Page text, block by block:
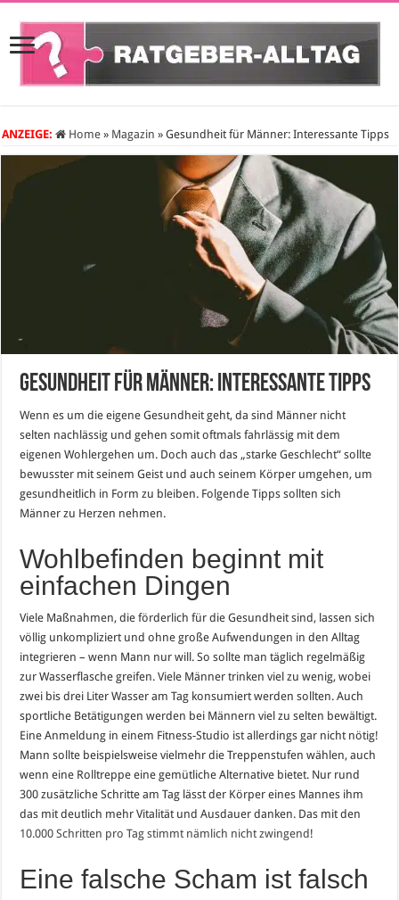
ANZEIGE: Home » Magazin » Gesundheit für Männer: Interessante Tipps
Gesundheit für Männer: Interessante Tipps
Wenn es um die eigene Gesundheit geht, da sind Männer nicht
selten nachlässig und gehen somit oftmals fahrlässig mit dem
eigenen Wohlergehen um. Doch auch das „starke Geschlecht“ sollte
bewusster mit seinem Geist und auch seinem Körper umgehen, um
gesundheitlich in Form zu bleiben. Folgende Tipps sollten sich
Männer zu Herzen nehmen.
Wohlbefinden beginnt mit
einfachen Dingen
Viele Maßnahmen, die förderlich für die Gesundheit sind, lassen sich
völlig unkompliziert und ohne große Aufwendungen in den Alltag
integrieren – wenn Mann nur will. So sollte man täglich regelmäßig
zur Wasserflasche greifen. Viele Männer trinken viel zu wenig, wobei
zwei bis drei Liter Wasser am Tag konsumiert werden sollten. Auch
sportliche Betätigungen werden bei Männern viel zu selten bewältigt.
Eine Anmeldung in einem Fitness-Studio ist allerdings gar nicht nötig!
Mann sollte beispielsweise vielmehr die Treppenstufen wählen, auch
wenn eine Rolltreppe eine gemütliche Alternative bietet. Nur rund
300 zusätzliche Schritte am Tag lässt der Körper eines Mannes ihm
das mit deutlich mehr Vitalität und Ausdauer danken. Das mit den
10.000 Schritten pro Tag stimmt nämlich nicht zwingend !
Eine falsche Scham ist falsch